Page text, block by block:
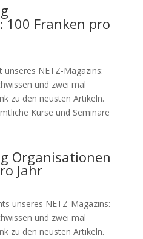
100 Franken pro
NETZ-Magazins:
und zwei mal
zu den neusten Artikeln.
Kurse und Seminare
Organisationen
Jahr
unseres NETZ-Magazins:
und zwei mal
zu den neusten Artikeln.